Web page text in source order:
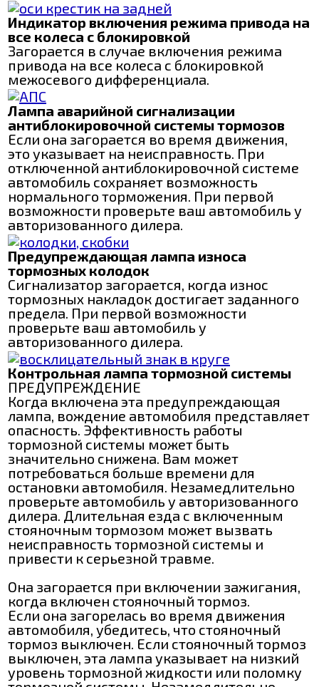
Индикатор включения режима привода на
все колеса с блокировкой
Загорается в случае включения режима
привода на все колеса с блокировкой
межосевого дифференциала.
Лампа аварийной сигнализации
антиблокировочной системы тормозов
Если она загорается во время движения,
это указывает на неисправность. При
отключенной антиблокировочной системе
автомобиль сохраняет возможность
нормального торможения. При первой
возможности проверьте ваш автомобиль у
авторизованного дилера.
Предупреждающая лампа износа
тормозных колодок
Сигнализатор загорается, когда износ
тормозных накладок достигает заданного
предела. При первой возможности
проверьте ваш автомобиль у
авторизованного дилера.
Контрольная лампа тормозной системы
ПРЕДУПРЕЖДЕНИЕ
Когда включена эта предупреждающая
лампа, вождение автомобиля представляет
опасность. Эффективность работы
тормозной системы может быть
значительно снижена. Вам может
потребоваться больше времени для
остановки автомобиля. Незамедлительно
проверьте автомобиль у авторизованного
дилера. Длительная езда с включенным
стояночным тормозом может вызвать
неисправность тормозной системы и
привести к серьезной травме.
Она загорается при включении зажигания,
когда включен стояночный тормоз.
Если она загорелась во время движения
автомобиля, убедитесь, что стояночный
тормоз выключен. Если стояночный тормоз
выключен, эта лампа указывает на низкий
уровень тормозной жидкости или поломку